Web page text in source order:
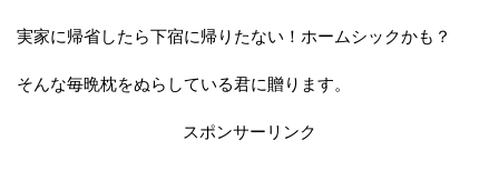
実家に帰省したら下宿に帰りたない！ホームシックかも？
そんな毎晩枕をぬらしている君に贈ります。
スポンサーリンク